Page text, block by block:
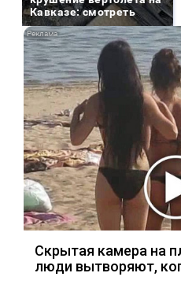
Кавказе: смотреть
Скрытая камера на
люди вытворяют,